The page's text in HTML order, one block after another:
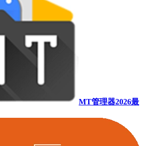
MT管理器2026最